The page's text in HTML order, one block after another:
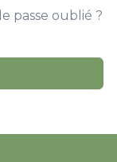
passe oublié ?